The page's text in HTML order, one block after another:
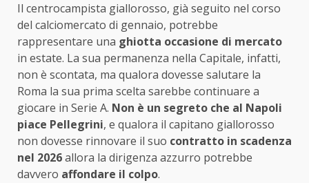
Il centrocampista giallorosso, già seguito nel corso
del calciomercato di gennaio, potrebbe
rappresentare una ghiotta occasione di mercato
in estate. La sua permanenza nella Capitale, infatti,
non è scontata, ma qualora dovesse salutare la
Roma la sua prima scelta sarebbe continuare a
giocare in Serie A. Non è un segreto che al Napoli
piace Pellegrini, e qualora il capitano giallorosso
non dovesse rinnovare il suo contratto in scadenza
nel 2026allora la dirigenza azzurro potrebbe
davvero affondare il colpo.